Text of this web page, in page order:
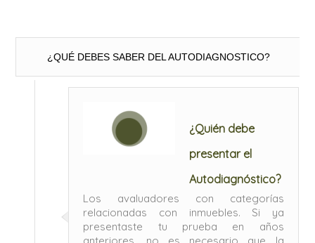
¿QUÉ DEBES SABER DEL AUTODIAGNOSTICO?
¿Quién debe
presentar el
Autodiagnóstico?
Los avaluadores con categorías
relacionadas con inmuebles. Si ya
presentaste tu prueba en años